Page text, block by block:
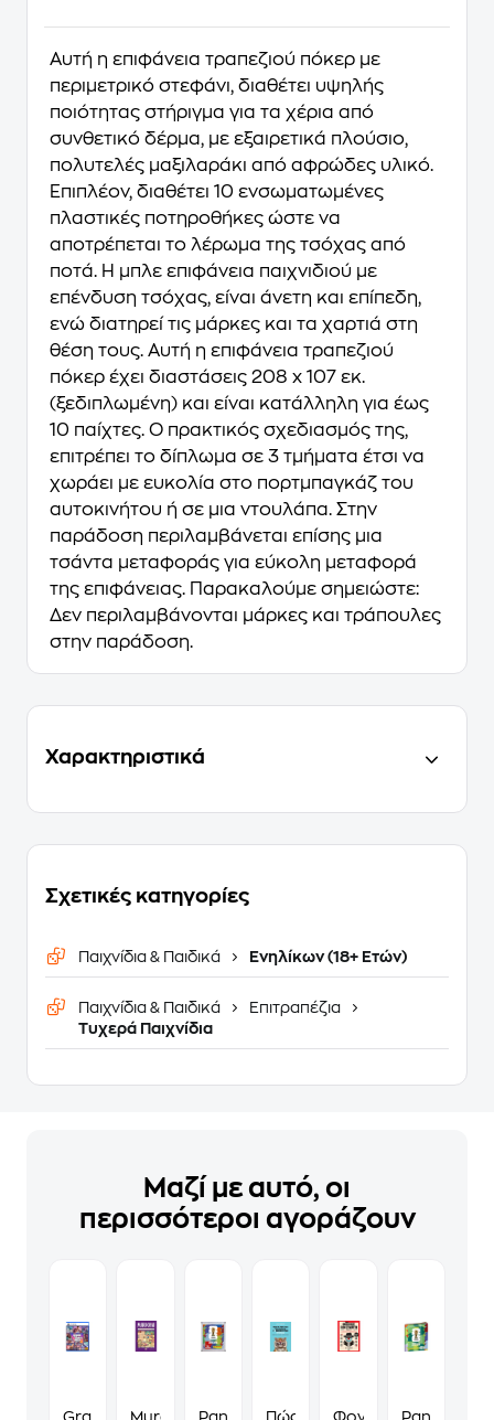
Αυτή η επιφάνεια τραπεζιού πόκερ με
περιμετρικό στεφάνι, διαθέτει υψηλής
ποιότητας στήριγμα για τα χέρια από
συνθετικό δέρμα, με εξαιρετικά πλούσιο,
πολυτελές μαξιλαράκι από αφρώδες υλικό.
Επιπλέον, διαθέτει 10 ενσωματωμένες
πλαστικές ποτηροθήκες ώστε να
αποτρέπεται το λέρωμα της τσόχας από
ποτά. Η μπλε επιφάνεια παιχνιδιού με
επένδυση τσόχας, είναι άνετη και επίπεδη,
ενώ διατηρεί τις μάρκες και τα χαρτιά στη
θέση τους. Αυτή η επιφάνεια τραπεζιού
πόκερ έχει διαστάσεις 208 x 107 εκ.
(ξεδιπλωμένη) και είναι κατάλληλη για έως
10 παίχτες. Ο πρακτικός σχεδιασμός της,
επιτρέπει το δίπλωμα σε 3 τμήματα έτσι να
χωράει με ευκολία στο πορτμπαγκάζ του
αυτοκινήτου ή σε μια ντουλάπα. Στην
παράδοση περιλαμβάνεται επίσης μια
τσάντα μεταφοράς για εύκολη μεταφορά
της επιφάνειας. Παρακαλούμε σημειώστε:
Δεν περιλαμβάνονται μάρκες και τράπουλες
στην παράδοση.
Χαρακτηριστικά
Σχετικές κατηγορίες
Παιχνίδια & Παιδικά Ενηλίκων (18+ Ετών)
Παιχνίδια & Παιδικά
Επιτραπέζια
Τυχερά Παιχνίδια
Μαζί με αυτό, οι
περισσότεροι αγοράζουν
Grand
MurdokuPanini
Πώς
Φονικά
Panini